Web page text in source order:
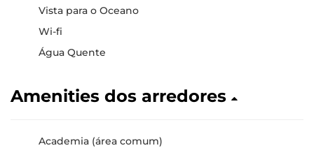
Vista para o Oceano
Wi-fi
Água Quente
Amenities dos arredores
Academia (área comum)